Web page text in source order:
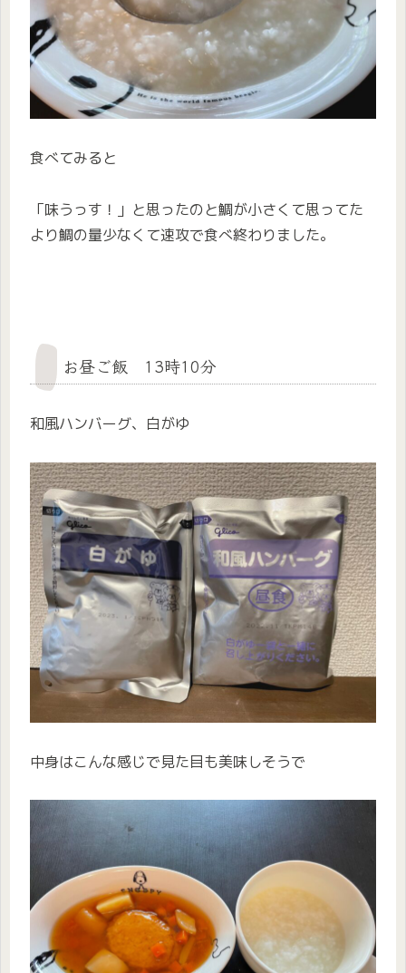
食べてみると
「味うっす！」と思ったのと鯛が小さくて思ってた
より鯛の量少なくて速攻で食べ終わりました。
お昼ご飯 13時10分
和風ハンバーグ、白がゆ
中身はこんな感じで見た目も美味しそうで